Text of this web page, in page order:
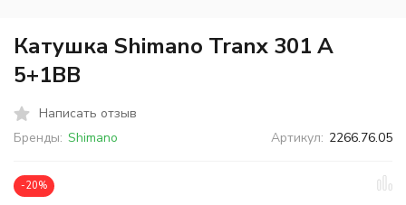
Катушка Shimano Tranx 301 A
5+1BB
Написать отзыв
Бренды: Shimano Артикул: 2266.76.05
-20%